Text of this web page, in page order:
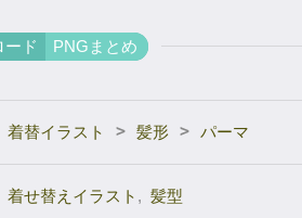
ード PNGまとめ
着替イラスト > 髪形 > パーマ
着せ替えイラスト , 髪型